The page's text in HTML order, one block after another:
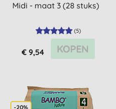
Midi - maat 3 (28 stuks)
(5)
€ 9,54 KOPEN
-20%